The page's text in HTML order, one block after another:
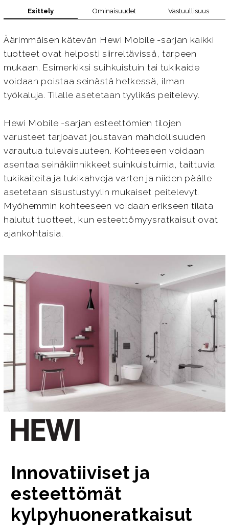
Esittely Ominaisuudet Vastuullisuus
Äärimmäisen kätevän Hewi Mobile -sarjan kaikki
tuotteet ovat helposti siirreltävissä, tarpeen
mukaan. Esimerkiksi suihkuistuin tai tukikaide
voidaan poistaa seinästä hetkessä, ilman
työkaluja. Tilalle asetetaan tyylikäs peitelevy.
Hewi Mobile -sarjan esteettömien tilojen
varusteet tarjoavat joustavan mahdollisuuden
varautua tulevaisuuteen. Kohteeseen voidaan
asentaa seinäkiinnikkeet suihkuistuimia, taittuvia
tukikaiteita ja tukikahvoja varten ja niiden päälle
asetetaan sisustustyylin mukaiset peitelevyt.
Myöhemmin kohteeseen voidaan erikseen tilata
halutut tuotteet, kun esteettömyysratkaisut ovat
ajankohtaisia.
Innovatiiviset ja
esteettömät
kylpyhuoneratkaisut